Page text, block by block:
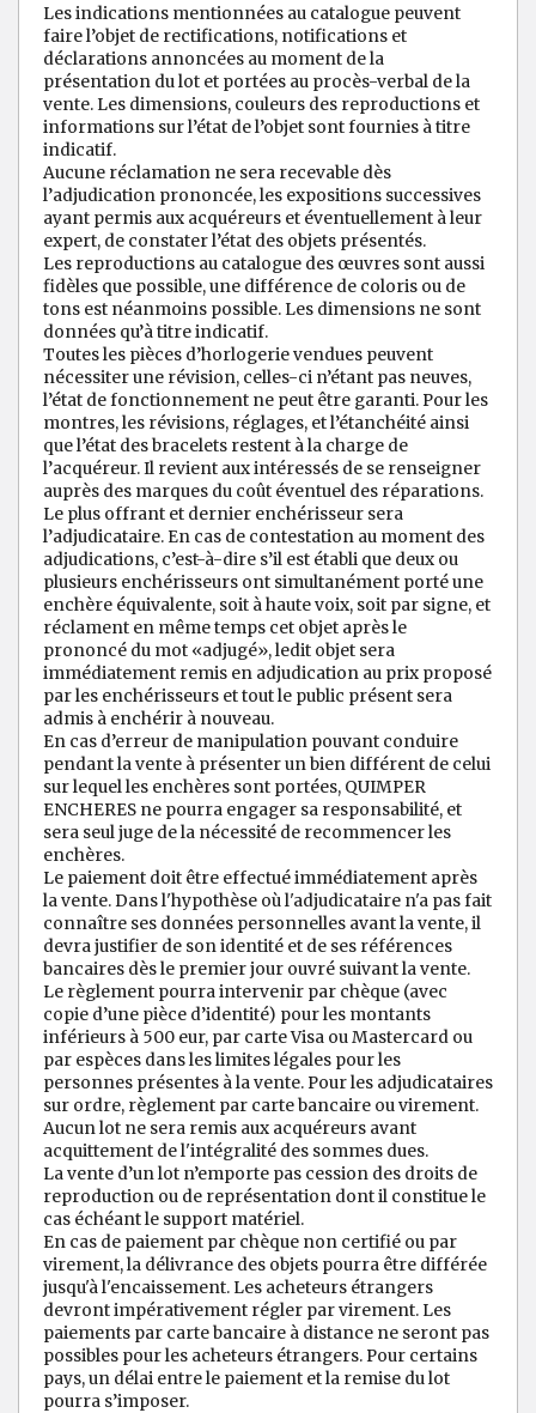
Les indications mentionnées au catalogue peuvent
faire l’objet de rectifications, notifications et
déclarations annoncées au moment de la
présentation du lot et portées au procès-verbal de la
vente. Les dimensions, couleurs des reproductions et
informations sur l’état de l’objet sont fournies à titre
indicatif.
Aucune réclamation ne sera recevable dès
l’adjudication prononcée, les expositions successives
ayant permis aux acquéreurs et éventuellement à leur
expert, de constater l’état des objets présentés.
Les reproductions au catalogue des œuvres sont aussi
fidèles que possible, une différence de coloris ou de
tons est néanmoins possible. Les dimensions ne sont
données qu’à titre indicatif.
Toutes les pièces d’horlogerie vendues peuvent
nécessiter une révision, celles-ci n’étant pas neuves,
l’état de fonctionnement ne peut être garanti. Pour les
montres, les révisions, réglages, et l’étanchéité ainsi
que l’état des bracelets restent à la charge de
l’acquéreur. Il revient aux intéressés de se renseigner
auprès des marques du coût éventuel des réparations.
Le plus offrant et dernier enchérisseur sera
l’adjudicataire. En cas de contestation au moment des
adjudications, c’est-à-dire s’il est établi que deux ou
plusieurs enchérisseurs ont simultanément porté une
enchère équivalente, soit à haute voix, soit par signe, et
réclament en même temps cet objet après le
prononcé du mot «adjugé», ledit objet sera
immédiatement remis en adjudication au prix proposé
par les enchérisseurs et tout le public présent sera
admis à enchérir à nouveau.
En cas d’erreur de manipulation pouvant conduire
pendant la vente à présenter un bien différent de celui
sur lequel les enchères sont portées, QUIMPER
ENCHERES ne pourra engager sa responsabilité, et
sera seul juge de la nécessité de recommencer les
enchères.
Le paiement doit être effectué immédiatement après
la vente. Dans l'hypothèse où l'adjudicataire n'a pas fait
connaître ses données personnelles avant la vente, il
devra justifier de son identité et de ses références
bancaires dès le premier jour ouvré suivant la vente.
Le règlement pourra intervenir par chèque (avec
copie d’une pièce d’identité) pour les montants
inférieurs à 500 eur, par carte Visa ou Mastercard ou
par espèces dans les limites légales pour les
personnes présentes à la vente. Pour les adjudicataires
sur ordre, règlement par carte bancaire ou virement.
Aucun lot ne sera remis aux acquéreurs avant
acquittement de l'intégralité des sommes dues.
La vente d’un lot n’emporte pas cession des droits de
reproduction ou de représentation dont il constitue le
cas échéant le support matériel.
En cas de paiement par chèque non certifié ou par
virement, la délivrance des objets pourra être différée
jusqu'à l'encaissement. Les acheteurs étrangers
devront impérativement régler par virement. Les
paiements par carte bancaire à distance ne seront pas
possibles pour les acheteurs étrangers. Pour certains
pays, un délai entre le paiement et la remise du lot
pourra s’imposer.